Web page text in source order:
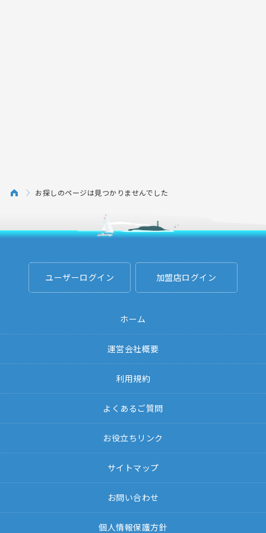
お探しのページは見つかりませんでした
ユーザーログイン 加盟店ログイン
ホーム
運営会社概要
利用規約
よくあるご質問
お役立ちリンク
サイトマップ
お問い合わせ
個人情報保護方針